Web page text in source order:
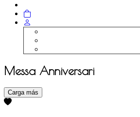
Messa Anniversari
Carga más